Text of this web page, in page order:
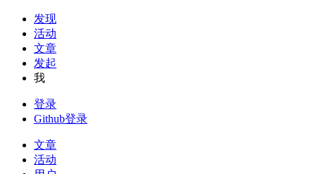
发现
活动
文章
发起
我
登录
Github登录
文章
活动